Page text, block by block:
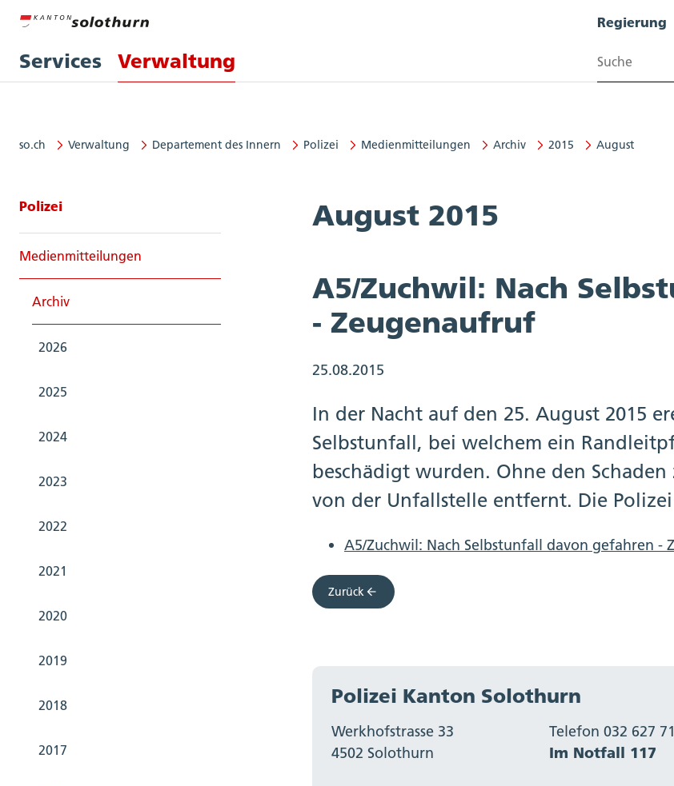
Services Verwaltung
Regierung
Suchen
so.ch Verwaltung Departement des Innern Polizei Medienmitteilungen Archiv 2015 August
Seitennavigation: Polizei
Polizei
Medienmitteilungen
Archiv
2026
2025
2024
2023
2022
2021
2020
2019
2018
2017
August 2015
A5/Zuchwil: Nach
- Zeugenaufruf
25.08.2015
In der Nacht auf den 25. August 2015
Selbstunfall, bei welchem ein
beschädigt wurden. Ohne den
von der Unfallstelle entfernt. Die
A5/Zuchwil: Nach Selbstunfall davon gefahren -
Zurück
Polizei Kanton Solothurn
Werkhofstrasse 33
4502 Solothurn
Telefon 032 627
Im Notfall 117